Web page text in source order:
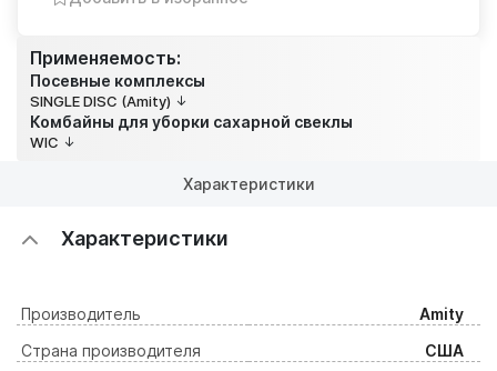
Применяемость:
Посевные комплексы
SINGLE DISC (Amity)
Комбайны для уборки сахарной свеклы
WIC
Характеристики
Характеристики
Производитель
Amity
Страна производителя
США